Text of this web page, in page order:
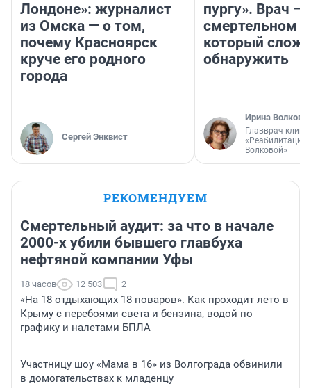
Лондоне»: журналист
из Омска — о том,
почему Красноярск
круче его родного
города
Сергей Энквист
пургу». Врач —
смертельном
который
обнаружить
Ирина Волкова
Главврач
«Реабилитация
Волковой»
РЕКОМЕНДУЕМ
Смертельный аудит: за что в начале
2000-х убили бывшего главбуха
нефтяной компании Уфы
18 часов 12 503 2
«На 18 отдыхающих 18 поваров». Как проходит лето в
Крыму с перебоями света и бензина, водой по
графику и налетами БПЛА
Участницу шоу «Мама в 16» из Волгограда обвинили
в домогательствах к младенцу